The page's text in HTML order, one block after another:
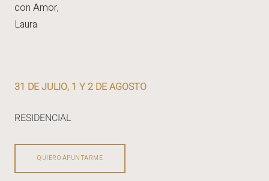
con Amor,
Laura
31 DE JULIO, 1 Y 2 DE AGOSTO
RESIDENCIAL
QUIERO APUNTARME